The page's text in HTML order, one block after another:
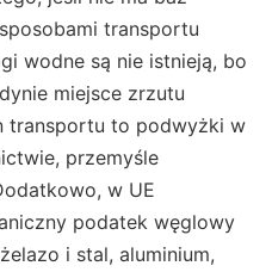
transportu
wodne są nie istnieją, bo
miejsce zrzutu
transportu to podwyżki w
przemyśle
w UE
podatek węglowy
i stal, aluminium,